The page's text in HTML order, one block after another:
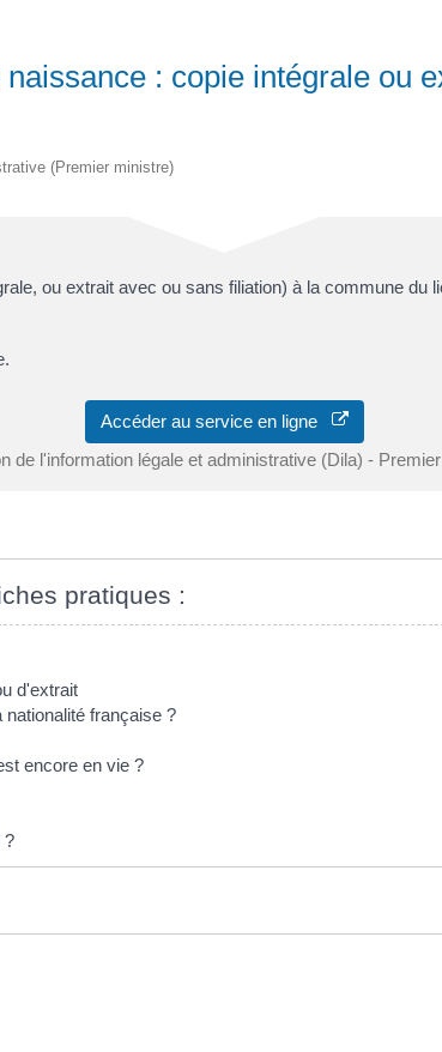
: copie intégrale ou
(Premier ministre)
ou extrait avec ou sans filiation) à la commune du
Accéder au service en ligne
de l'information légale et administrative (Dila) -
pratiques :
d'extrait
française ?
encore en vie ?
?